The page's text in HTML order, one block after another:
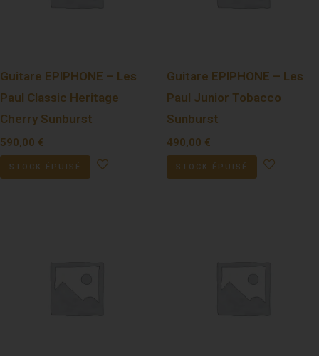
Guitare EPIPHONE – Les
Paul Classic Heritage
Cherry Sunburst
590,00 €
STOCK ÉPUISÉ
Guitare EPIPHONE – Les
Paul Junior Tobacco
Sunburst
490,00 €
STOCK ÉPUISÉ